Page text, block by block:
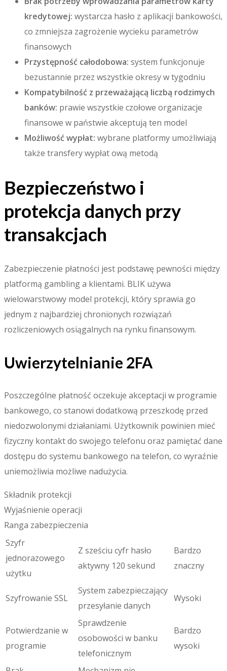
kredytowej: wystarcza hasło z aplikacji bankowości,
co zmniejsza zagrożenie wycieku parametrów
finansowych
Przystępność całodobowa: system funkcjonuje
bezustannie przez wszystkie okresy w tygodniu
Kompatybilność z przeważającą liczbą rodzimych
banków: prawie wszystkie czołowe organizacje
finansowe w państwie akceptują ten model
Możliwość wypłat: wybrane platformy umożliwiają
także transfery wypłat ową metodą
Bezpieczeństwo i
protekcja danych przy
transakcjach
Zabezpieczenie płatności jest podstawę pewności między
platformą gambling a klientami. BLIK używa
wielowarstwowy model protekcji, który sprawia go
jednym z najbardziej chronionych rozwiązań
rozliczeniowych osiągalnych na rynku finansowym.
Uwierzytelnianie 2FA
Poszczególne płatność oczekuje akceptacji w programie
bankowego, co stanowi dodatkową przeszkodę przed
niedozwolonymi działaniami. Użytkownik powinien mieć
fizyczny kontakt do swojego telefonu oraz pamiętać dane
dostępu do systemu bankowego na telefon, co wyraźnie
uniemożliwia możliwe nadużycia.
Składnik protekcji
Wyjaśnienie operacji
Ranga zabezpieczenia
Szyfr
jednorazowego
użytku
Z sześciu cyfr hasło
aktywny 120 sekund
Bardzo
znaczny
Szyfrowanie SSL
System zabezpieczający
przesyłanie danych
Wysoki
Potwierdzanie w
programie
Sprawdzenie
osobowości w banku
telefonicznym
Bardzo
wysoki